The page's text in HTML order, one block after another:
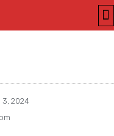
Cebada en
2024